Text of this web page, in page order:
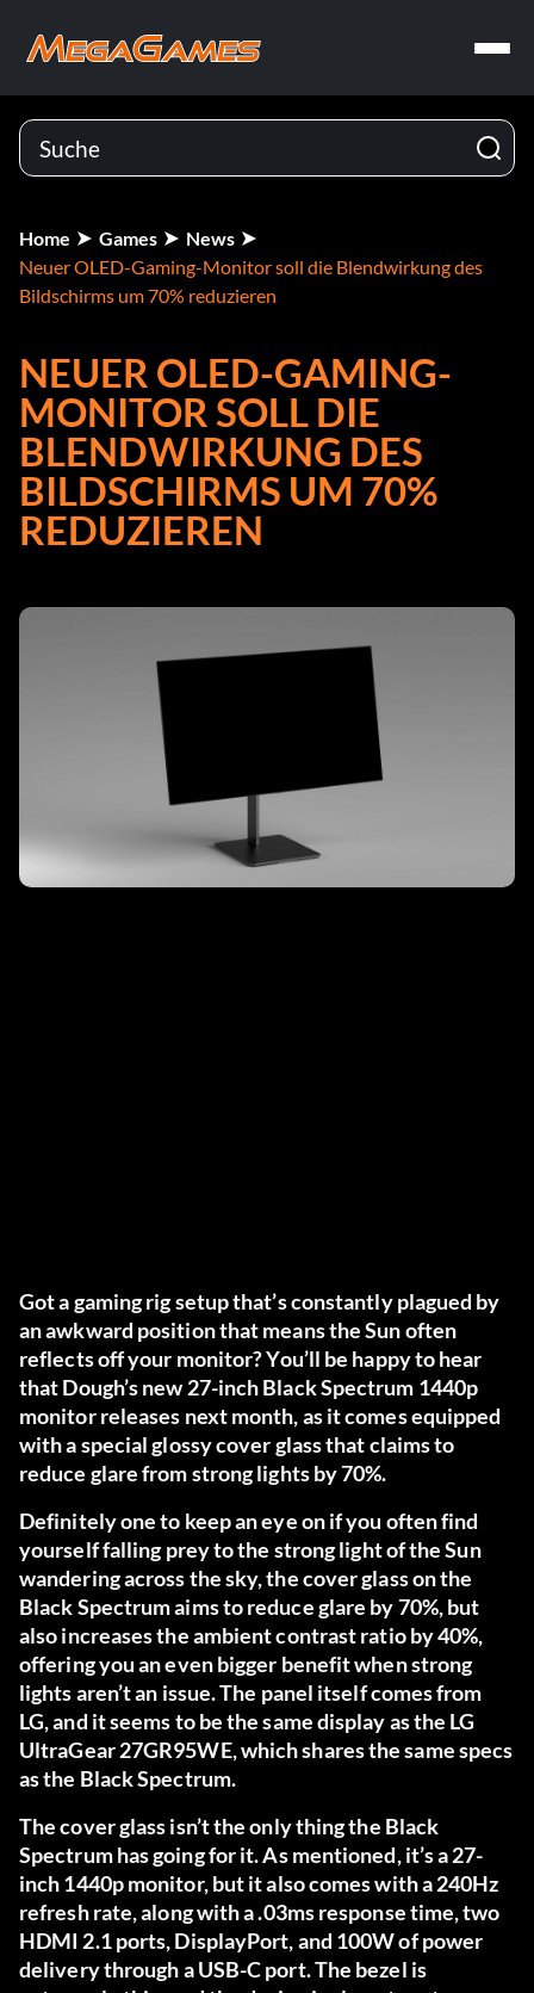
Home Games
News
Neuer OLED-Gaming-Monitor soll die Blendwirkung des
Bildschirms um 70% reduzieren
NEUER OLED-GAMING-
MONITOR SOLL DIE
BLENDWIRKUNG DES
BILDSCHIRMS UM 70%
REDUZIEREN
Got a gaming rig setup that’s constantly plagued by
an awkward position that means the Sun often
reflects off your monitor? You’ll be happy to hear
that Dough’s new 27-inch Black Spectrum 1440p
monitor releases next month, as it comes equipped
with a special glossy cover glass that claims to
reduce glare from strong lights by 70%.
Definitely one to keep an eye on if you often find
yourself falling prey to the strong light of the Sun
wandering across the sky, the cover glass on the
Black Spectrum aims to reduce glare by 70%, but
also increases the ambient contrast ratio by 40%,
offering you an even bigger benefit when strong
lights aren’t an issue. The panel itself comes from
LG, and it seems to be the same display as the LG
UltraGear 27GR95WE, which shares the same specs
as the Black Spectrum.
The cover glass isn’t the only thing the Black
Spectrum has going for it. As mentioned, it’s a 27-
inch 1440p monitor, but it also comes with a 240Hz
refresh rate, along with a .03ms response time, two
HDMI 2.1 ports, DisplayPort, and 100W of power
delivery through a USB-C port. The bezel is